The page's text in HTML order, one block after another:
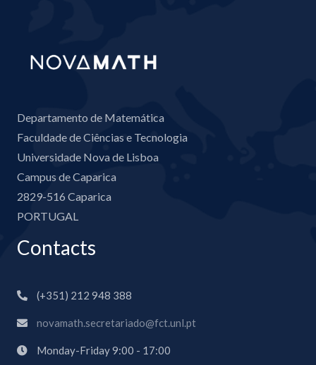
Departamento de Matemática
Faculdade de Ciências e Tecnologia
Universidade Nova de Lisboa
Campus de Caparica
2829-516 Caparica
PORTUGAL
Contacts
(+351) 212 948 388
novamath.secretariado@fct.unl.pt
Monday-Friday 9:00 - 17:00